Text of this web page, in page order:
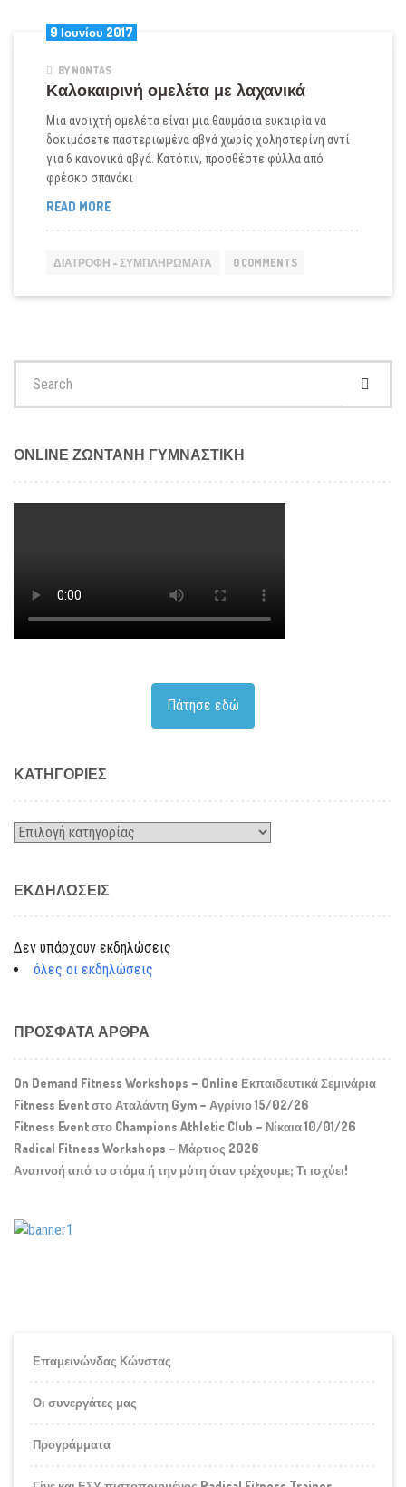
9 Ιουνίου 2017
BY NONTAS
Καλοκαιρινή ομελέτα με λαχανικά
Μια ανοιχτή ομελέτα είναι μια θαυμάσια ευκαιρία να
δοκιμάσετε παστεριωμένα αβγά χωρίς χοληστερίνη αντί
για 6 κανονικά αβγά. Κατόπιν, προσθέστε φύλλα από
φρέσκο σπανάκι
READ MOREΚΑΛΟΚΑΙΡΙΝΉ
ΛΑΧΑΝΙΚΆ
ΔΙΑΤΡΟΦΉ - ΣΥΜΠΛΗΡΏΜΑΤΑ 0 COMMENTS
ONLINE ΖΩΝΤΑΝΗ ΓΥΜΝΑΣΤΙΚΗ
Πάτησε εδώ
KΑΤΗΓΟΡΊΕΣ
Kατηγορίες
ΕΚΔΗΛΏΣΕΙΣ
Δεν υπάρχουν εκδηλώσεις
όλες οι εκδηλώσεις
ΠΡΌΣΦΑΤΑ ΆΡΘΡΑ
On Demand Fitness Workshops – Online Εκπαιδευτικά Σεμινάρια
Fitness Event στο Αταλάντη Gym – Αγρίνιο 15/02/26
Fitness Event στο Champions Athletic Club – Νίκαια 10/01/26
Radical Fitness Workshops – Μάρτιος 2026
Αναπνοή από το στόμα ή την μύτη όταν τρέχουμε; Τι ισχύει!
Επαμεινώνδας Κώνστας
Οι συνεργάτες μας
Προγράμματα